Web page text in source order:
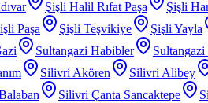
Şişli Halil Rıfat Paşa Şişli
Paşa Şişli Teşvikiye Şişli Yayla
Sultangazi Habibler Sultangazi
Silivri Akören Silivri Alibey
Silivri Çanta Sancaktepe